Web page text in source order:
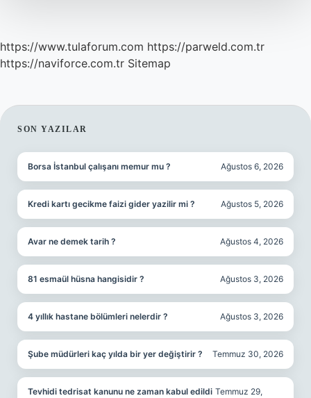
https://www.tulaforum.com https://parweld.com.tr
https://naviforce.com.tr Sitemap
SIDEBAR
SON YAZILAR
Borsa İstanbul çalışanı memur mu ? Ağustos 6, 2026
Kredi kartı gecikme faizi gider yazilir mi ? Ağustos 5, 2026
Avar ne demek tarih ? Ağustos 4, 2026
81 esmaül hüsna hangisidir ? Ağustos 3, 2026
4 yıllık hastane bölümleri nelerdir ? Ağustos 3, 2026
Şube müdürleri kaç yılda bir yer değiştirir ? Temmuz 30, 2026
Tevhidi tedrisat kanunu ne zaman kabul edildi Temmuz 29,